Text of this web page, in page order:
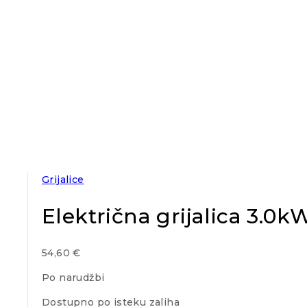
Grijalice
Električna grijalica
54,60€
Po narudžbi
Dostupno po isteku zaliha